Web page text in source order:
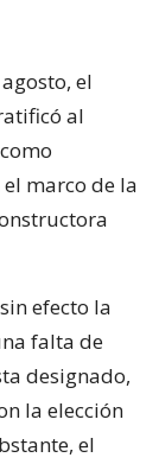
el
al
marco de la
efecto la
falta de
designado,
la elección
el